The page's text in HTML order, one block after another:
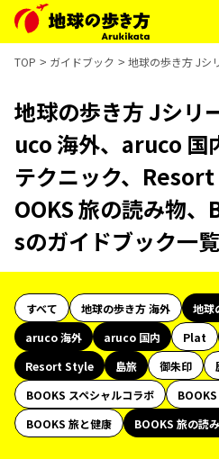
TOP ガイドブック 地球の歩き方 Jシ
地球の歩き方 Jシリ
uco 海外、aruco 国
テクニック、
OOKS 旅の読み物
sのガイドブック一覧
すべて 地球の歩き方 海外
地球
aruco 海外
aruco 国内 Plat
Resort Style
島旅 御朱印
BOOKS スペシャルコラボ
BOOKS 旅と健康
BOOKS 旅の読